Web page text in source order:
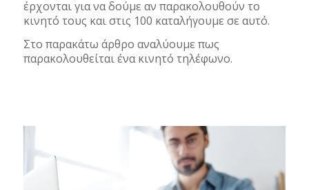
έρχονται για να δούμε αν παρακολουθούν το
κινητό τους και στις 100 καταλήγουμε σε αυτό.
Στο παρακάτω άρθρο αναλύουμε πως
παρακολουθείται ένα κινητό τηλέφωνο.